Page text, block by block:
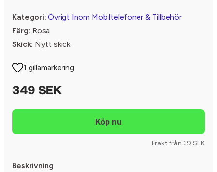
Kategori: Övrigt Inom Mobiltelefoner & Tillbehör
Färg: Rosa
Skick: Nytt skick
1 gillamarkering
349 SEK
Frakt från 39 SEK
Beskrivning